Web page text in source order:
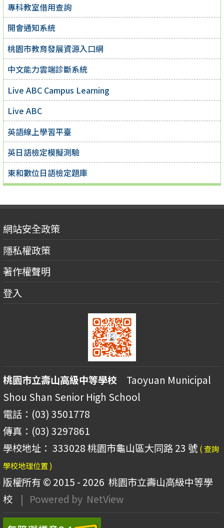
專科教室借用查詢
開會通知系統
桃園市教育發展資源入口網
中文能力雲端診斷系統
Live ABC Campus Learning
Live ABC
英語線上學習平臺
英日語檢定模擬測驗
東和數位日語檢定題庫
網站安全政策
隱私權政策
著作權聲明
登入
桃園市立壽山高級中等學校 Taoyuan Municipal
Shou Shan Senior High School
電話：(03) 3501778
傳真：(03) 3297861
學校地址： 333028 桃園市龜山區大同路 23 號 ( 查詢
學校地理位置 )
版權所有 © 2015 - 2026 桃園市立壽山高級中等學
校
| Powered by NetView